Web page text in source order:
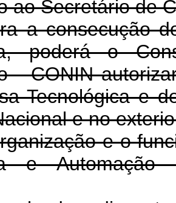
ao Secretário de
a consecução
poderá o
- CONIN
Tecnológica e
e no
e o
e Automação